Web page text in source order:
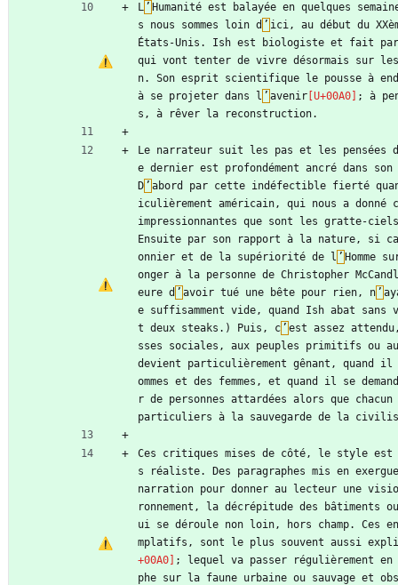
L ’ Humanité est balayée en quelques
s nous sommes loin d ’ ici, au début du
États-Unis. Ish est biologiste et fait
qui vont tenter de vivre désormais sur
n. Son esprit scientifique le pousse à
à se projeter dans l ’ avenir
; à
s, à rêver la reconstruction.
Le narrateur suit les pas et les
e dernier est profondément ancré dans
D ’ abord par cette indéfectible fierté
iculièrement américain, qui nous a
impressionnantes que sont les gratte-
Ensuite par son rapport à la nature, si
onnier et de la supériorité de l ’ Homme
onger à la personne de Christopher
eure d ’ avoir tué une bête pour rien, n ’
e suffisamment vide, quand Ish abat sans
t deux steaks.) Puis, c ’ est assez
sses sociales, aux peuples primitifs ou
devient particulièrement gênant,
ommes et des femmes, et quand il se
r de personnes attardées alors que
particuliers à la sauvegarde de la
Ces critiques mises de côté, le style
s réaliste. Des paragraphes mis en
narration pour donner au lecteur une
ronnement, la décrépitude des bâtiments
ui se déroule non loin, hors champ. Ces
mplatifs, sont le plus souvent aussi
; lequel va passer régulièrement
phe sur la faune urbaine ou sauvage et